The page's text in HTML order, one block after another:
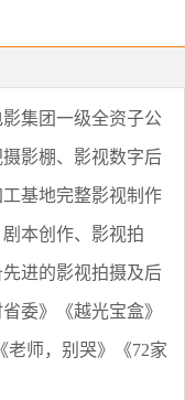
集团一级全资子公
影棚、影视数字后
基地完整影视制作
本创作、影视拍
进的影视拍摄及后
委》《越光宝盒》
老师，别哭》《72家